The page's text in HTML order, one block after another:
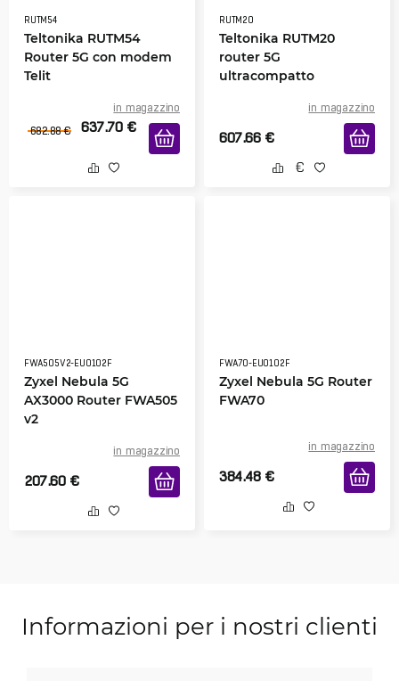
RUTM54
Teltonika RUTM54
Router 5G con modem
Telit
in magazzino
682.88 € 637.70 €
RUTM20
Teltonika RUTM20
router 5G
ultracompatto
in magazzino
607.66 €
FWA505V2-EU0102F
Zyxel Nebula 5G
AX3000 Router FWA505
v2
in magazzino
207.60 €
FWA70-EU0102F
Zyxel Nebula 5G Router
FWA70
in magazzino
384.48 €
Informazioni per i nostri clienti